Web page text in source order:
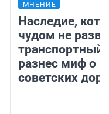
МНЕНИЕ
Наследие,
чудом не
транспортный
разнес миф о
советских